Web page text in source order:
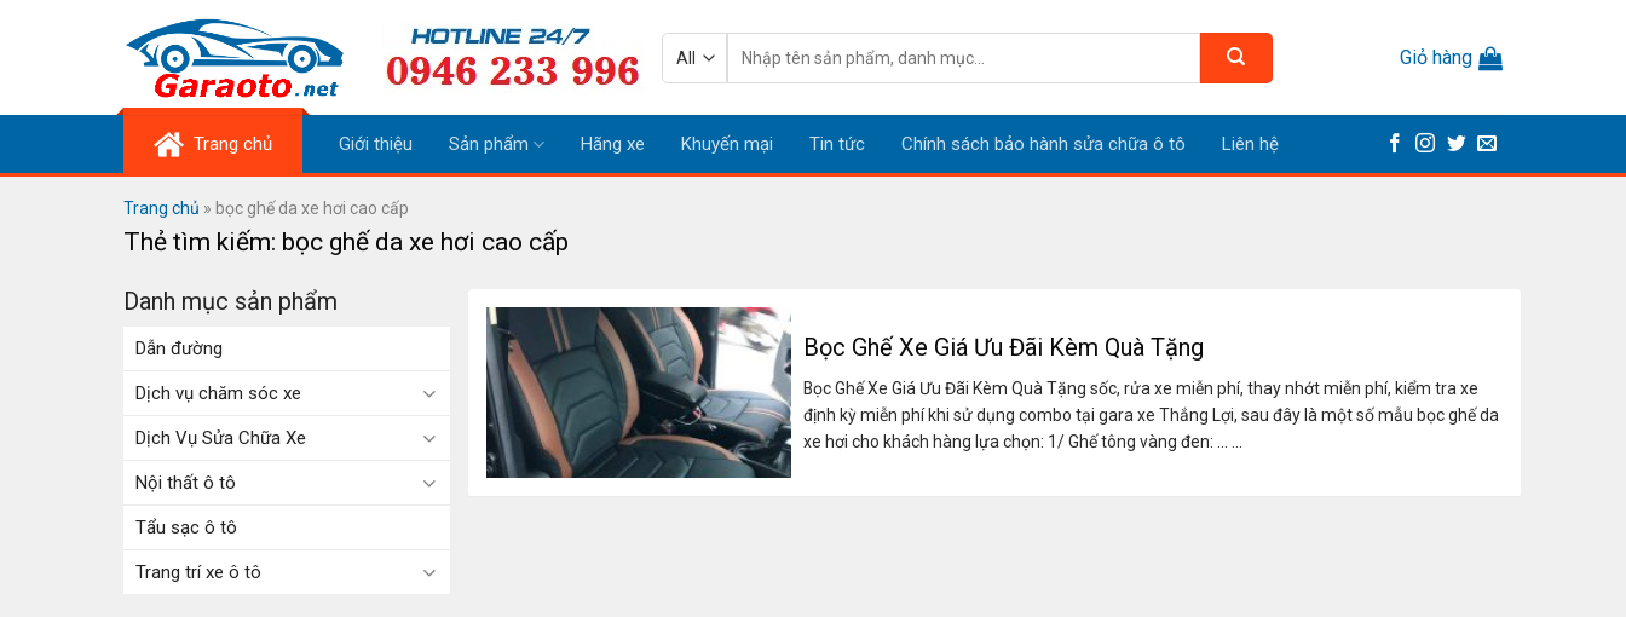
kiếm:
Giỏ hàng
Trang chủ Giới thiệu Sản phẩm Hãng xe Khuyến mại Tin tức Chính sách bảo hành sửa chữa ô tô Liên hệ
Trang chủ » bọc ghế da xe hơi cao cấp
Thẻ tìm kiếm: bọc ghế da xe hơi cao cấp
Danh mục sản phẩm
Dẫn đường
Dịch vụ chăm sóc xe
Dịch Vụ Sửa Chữa Xe
Nội thất ô tô
Tẩu sạc ô tô
Trang trí xe ô tô
Bọc Ghế Xe Giá Ưu Đãi Kèm Quà Tặng
Bọc Ghế Xe Giá Ưu Đãi Kèm Quà Tặng sốc, rửa xe miễn phí, thay nhớt miễn phí, kiểm tra xe
định kỳ miễn phí khi sử dụng combo tại gara xe Thắng Lợi, sau đây là một số mẫu bọc ghế da
xe hơi cho khách hàng lựa chọn: 1/ Ghế tông vàng đen: ... ...